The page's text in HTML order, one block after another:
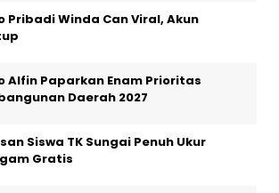
Pribadi Winda Can Viral, Akun
Alfin Paparkan Enam Prioritas
Daerah 2027
Siswa TK Sungai Penuh Ukur
Gratis